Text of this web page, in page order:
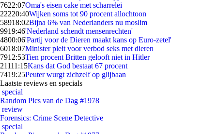
7622:07Oma's eisen cake met scharrelei
22220:40Wijken soms tot 90 procent allochtoon
58918:02Bijna 6% van Nederlanders nu moslim
9919:46'Nederland schendt mensenrechten'
4800:06'Partij voor de Dieren maakt kans op Euro-zetel'
6018:07Minister pleit voor verbod seks met dieren
7912:53Tien procent Britten gelooft niet in Hitler
21111:15Kans dat God bestaat 67 procent
7419:25Peuter wurgt zichzelf op glijbaan
Laatste reviews en specials
special
Random Pics van de Dag #1978
review
Forensics: Crime Scene Detective
special